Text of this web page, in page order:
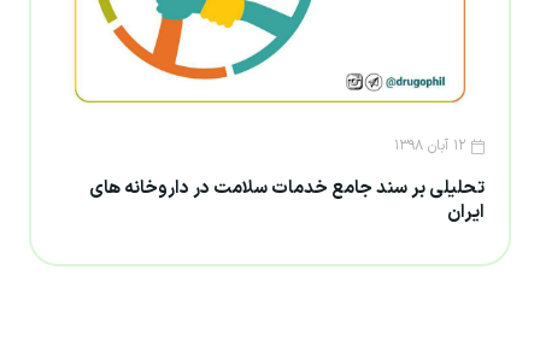
۱۲ آبان ۱۳۹۸
تحلیلی بر سند جامع خدمات سلامت در داروخانه های
ایران